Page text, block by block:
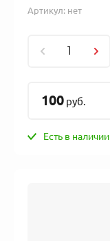
Артикул: нет
100 руб.
Есть в наличии